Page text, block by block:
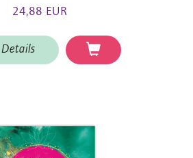
24,88 EUR
Details